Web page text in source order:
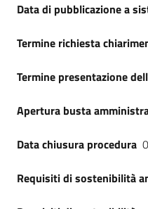
Data di pubblicazione a
Termine richiesta
Termine presentazione
Apertura busta
Data chiusura procedura
Requisiti di sostenibilità